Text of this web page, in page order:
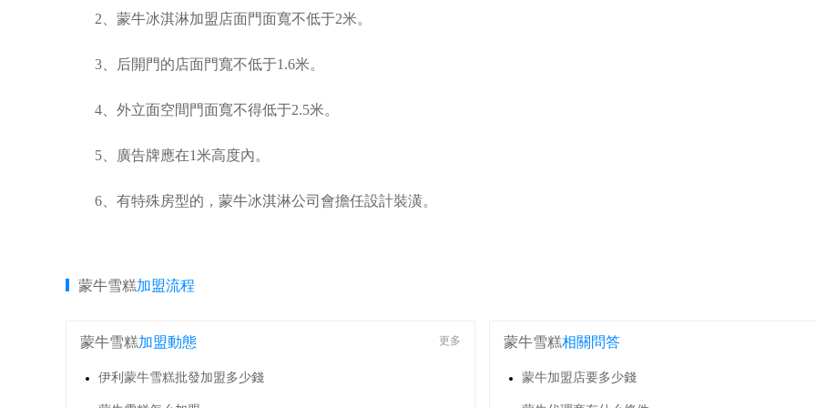
2、蒙牛冰淇淋加盟店面門面寬不低于2米。
3、后開門的店面門寬不低于1.6米。
4、外立面空間門面寬不得低于2.5米。
5、廣告牌應在1米高度內。
6、有特殊房型的，蒙牛冰淇淋公司會擔任設計裝潢。
蒙牛雪糕加盟流程
蒙牛雪糕加盟動態 更多
伊利蒙牛雪糕批發加盟多少錢
蒙牛雪糕相關問答
蒙牛加盟店要多少錢